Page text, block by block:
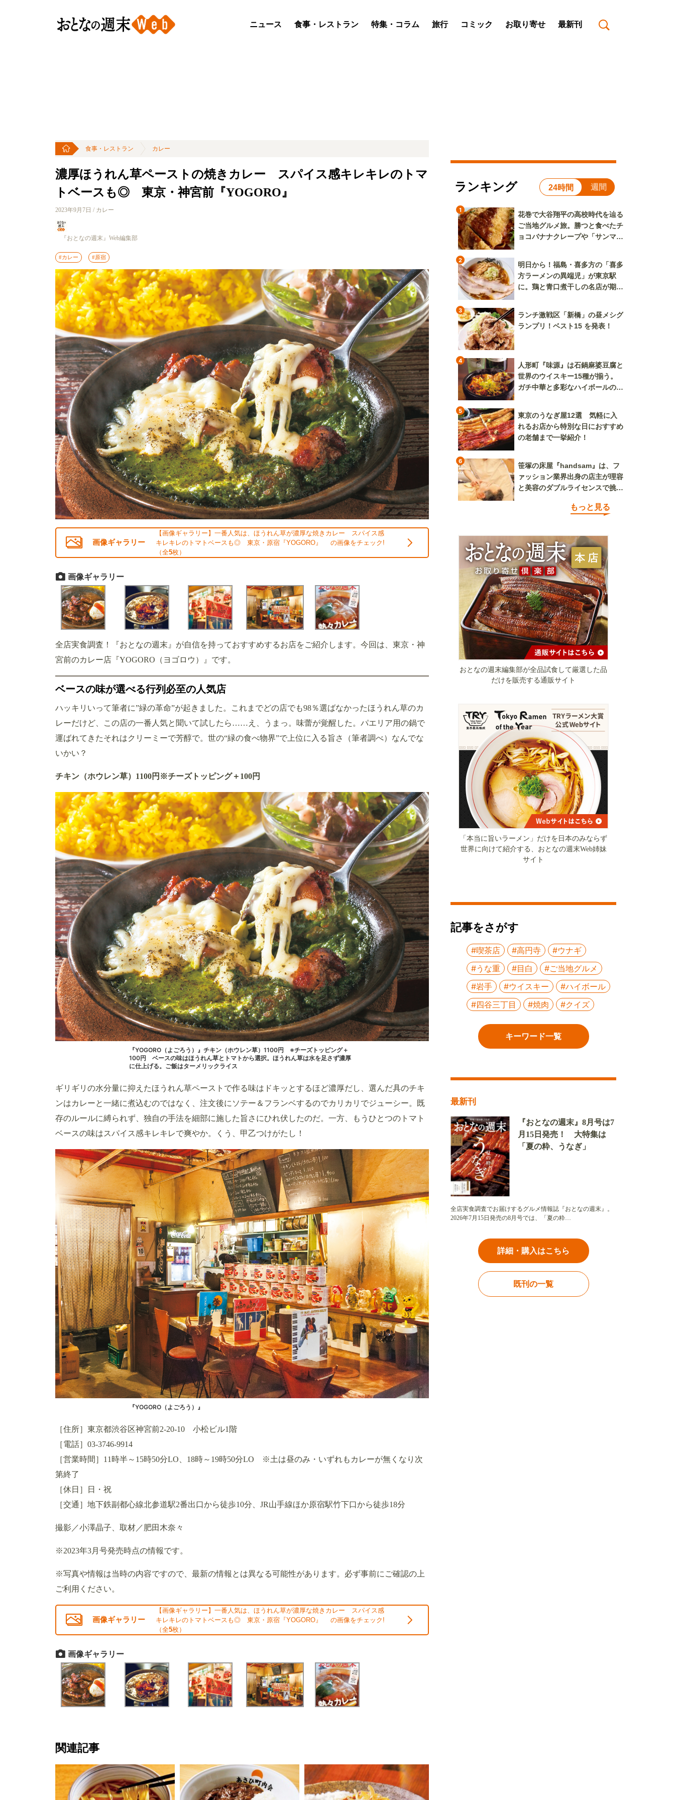
ニュース 食事・レストラン 特集・コラム 旅行 コミック お取り寄せ 最新刊
食事・レストラン カレー
濃厚ほうれん草ペーストの焼きカレー スパイス感キレキレのトマ
トベースも◎ 東京・神宮前『YOGORO』
2023年9月7日 / カレー
『おとなの週末』Web編集部
#カレー #原宿
画像ギャラリー
【画像ギャラリー】一番人気は、ほうれん草が濃厚な焼きカレー スパイス感
キレキレのトマトベースも◎ 東京・原宿『YOGORO』 の画像をチェック!
（全5枚）
画像ギャラリー
全店実食調査！『おとなの週末』が自信を持っておすすめするお店をご紹介します。今回は、東京・神
宮前のカレー店『YOGORO（ヨゴロウ）』です。
ベースの味が選べる行列必至の人気店
ハッキリいって筆者に”緑の革命”が起きました。これまでどの店でも98％選ばなかったほうれん草のカ
レーだけど、この店の一番人気と聞いて試したら……え、うまっ。味蕾が覚醒した。パエリア用の鍋で
運ばれてきたそれはクリーミーで芳醇で。世の“緑の食べ物界”で上位に入る旨さ（筆者調べ）なんでな
いかい？
チキン（ホウレン草）1100円※チーズトッピング＋100円
『YOGORO（よごろう）』チキン（ホウレン草）1100円 ※チーズトッピング＋
100円 ベースの味はほうれん草とトマトから選択。ほうれん草は水を足さず濃厚
に仕上げる。ご飯はターメリックライス
ギリギリの水分量に抑えたほうれん草ペーストで作る味はドキッとするほど濃厚だし、選んだ具のチキ
ンはカレーと一緒に煮込むのではなく、注文後にソテー＆フランベするのでカリカリでジューシー。既
存のルールに縛られず、独自の手法を細部に施した旨さにひれ伏したのだ。一方、もうひとつのトマト
ベースの味はスパイス感キレキレで爽やか。くう、甲乙つけがたし！
『YOGORO（よごろう）』
［住所］東京都渋谷区神宮前2-20-10 小松ビル1階
［電話］03-3746-9914
［営業時間］11時半～15時50分LO、18時～19時50分LO ※土は昼のみ・いずれもカレーが無くなり次
第終了
［休日］日・祝
［交通］地下鉄副都心線北参道駅2番出口から徒歩10分、JR山手線ほか原宿駅竹下口から徒歩18分
撮影／小澤晶子、取材／肥田木奈々
※2023年3月号発売時点の情報です。
※写真や情報は当時の内容ですので、最新の情報とは異なる可能性があります。必ず事前にご確認の上
ご利用ください。
画像ギャラリー
【画像ギャラリー】一番人気は、ほうれん草が濃厚な焼きカレー スパイス感
キレキレのトマトベースも◎ 東京・原宿『YOGORO』 の画像をチェック!
（全5枚）
画像ギャラリー
関連記事
ランキング 24時間 週間
1
花巻で大谷翔平の高校時代を辿る
ご当地グルメ旅。勝つと食べたチ
ョコバナナクレープや「サンマー
2
明日から！福島・喜多方の「喜多
方ラーメンの異端児」が東京駅
に。鶏と青口煮干しの名店が期間
3
ランチ激戦区「新橋」の昼メシグ
ランプリ！ベスト15 を発表！
4
人形町『味源』は石鍋麻婆豆腐と
世界のウイスキー15種が揃う。
ガチ中華と多彩なハイボールの組
5
東京のうなぎ屋12選 気軽に入
れるお店から特別な日におすすめ
の老舗まで一挙紹介！
6
笹塚の床屋『handsam』は、フ
ァッション業界出身の店主が理容
と美容のダブルライセンスで挑む
もっと見る
おとなの週末編集部が全品試食して厳選した品
だけを販売する通販サイト
「本当に旨いラーメン」だけを日本のみならず
世界に向けて紹介する、おとなの週末Web姉妹
サイト
記事をさがす
#喫茶店 #高円寺
#ウナギ
#うな重
#目白
#ご当地グルメ
#岩手
#ウイスキー
#ハイボール
#四谷三丁目
#焼肉 #クイズ
キーワード一覧
最新刊
『おとなの週末』8月号は7
月15日発売！ 大特集は
「夏の粋、うなぎ」
全店実食調査でお届けするグルメ情報誌『おとなの週末』。
2026年7月15日発売の8月号では、「夏の粋…
詳細・購入はこちら
既刊の一覧